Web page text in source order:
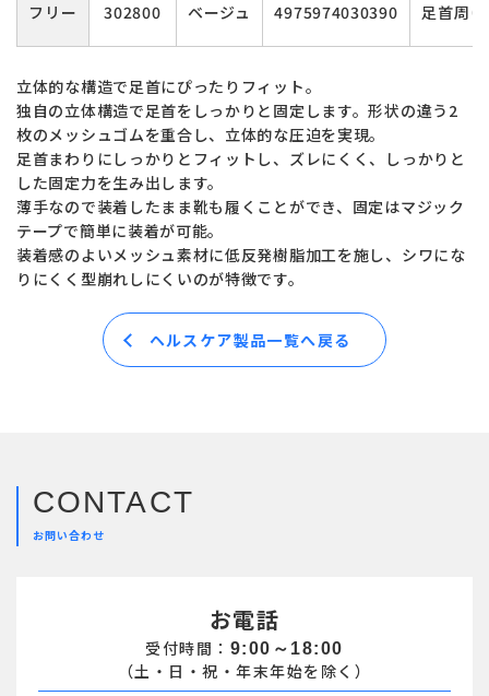
フリー 302800 ベージュ 4975974030390 足首周
立体的な構造で足首にぴったりフィット。
独自の立体構造で足首をしっかりと固定します。形状の違う2
枚のメッシュゴムを重合し、立体的な圧迫を実現。
足首まわりにしっかりとフィットし、ズレにくく、しっかりと
した固定力を生み出します。
薄手なので装着したまま靴も履くことができ、固定はマジック
テープで簡単に装着が可能。
装着感のよいメッシュ素材に低反発樹脂加工を施し、シワにな
りにくく型崩れしにくいのが特徴です。
ヘルスケア製品一覧へ戻る
CONTACT
お問い合わせ
お電話
受付時間： 9:00～18:00
（土・日・祝・年末年始を除く）